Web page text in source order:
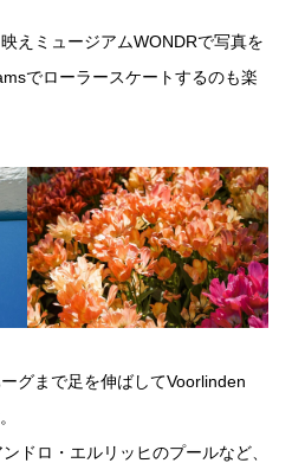
えミュージアムWONDRで写真を
でローラースケートするのも楽
グまで足を伸ばしてVoorlinden
ドロ・エルリッヒのプールなど、